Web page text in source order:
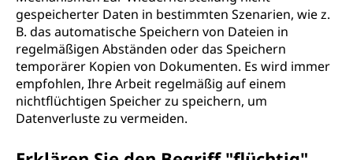
gespeicherter Daten in bestimmten Szenarien, wie z.
B. das automatische Speichern von Dateien in
regelmäßigen Abständen oder das Speichern
temporärer Kopien von Dokumenten. Es wird immer
empfohlen, Ihre Arbeit regelmäßig auf einem
nichtflüchtigen Speicher zu speichern, um
Datenverluste zu vermeiden.